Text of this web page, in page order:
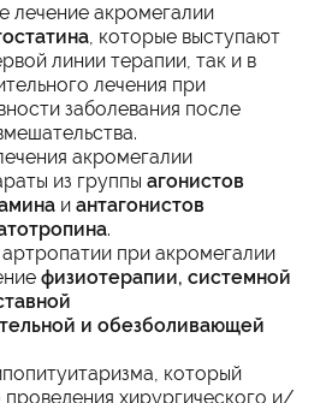
лечение акромегалии
, которые выступают
линии терапии, так и в
лечения при
заболевания после
акромегалии
из группы агонистов
и антагонистов
.
при акромегалии
физиотерапии, системной
и обезболивающей
который
хирургического и/